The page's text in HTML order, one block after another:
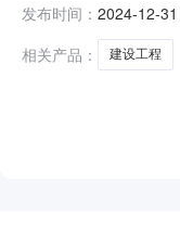
筑物及层数
发布时间： 2024-12-
相关产品：
建设工程